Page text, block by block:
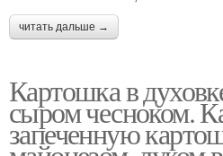
читать дальше →
Картошка в
сыром чесноком.
запеченную